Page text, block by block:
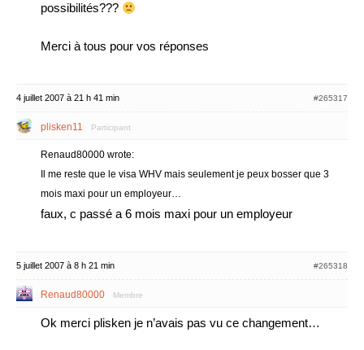
possibilités???
Merci à tous pour vos réponses
4 juillet 2007 à 21 h 41 min #265317
plisken11 Participant
Renaud80000 wrote:
Il me reste que le visa WHV mais seulement je peux bosser que 3
mois maxi pour un employeur…
faux, c passé a 6 mois maxi pour un employeur
5 juillet 2007 à 8 h 21 min #265318
Renaud80000 Membre
Ok merci plisken je n’avais pas vu ce changement…